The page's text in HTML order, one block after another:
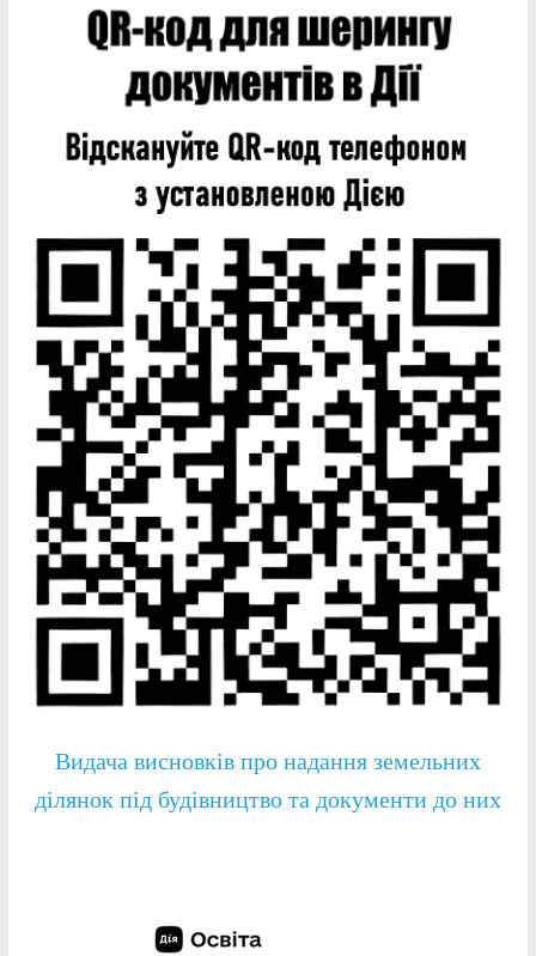
Видача висновків про надання земельних
ділянок під будівництво та документи до них